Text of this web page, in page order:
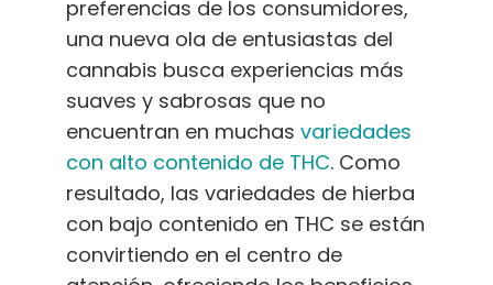
preferencias de los consumidores,
una nueva ola de entusiastas del
cannabis busca experiencias más
suaves y sabrosas que no
encuentran en muchas variedades
con alto contenido de THC. Como
resultado, las variedades de hierba
con bajo contenido en THC se están
convirtiendo en el centro de